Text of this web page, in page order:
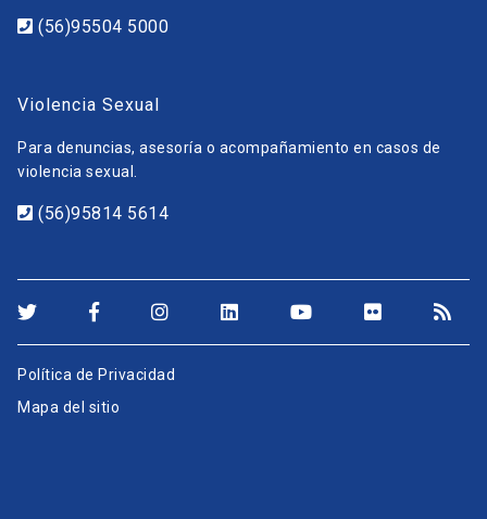
(56)95504 5000
Violencia Sexual
Para denuncias, asesoría o acompañamiento en casos de
violencia sexual.
(56)95814 5614
Política de Privacidad
Mapa del sitio